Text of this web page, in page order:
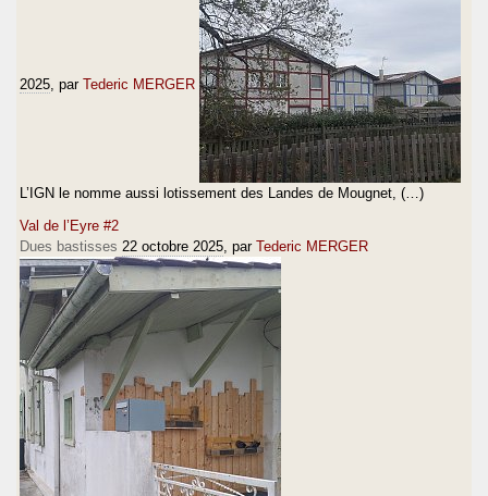
2025 , par Tederic MERGER
L’IGN le nomme aussi lotissement des Landes de Mougnet, (…)
Val de l’Eyre #2
Dues bastisses 22 octobre 2025, par Tederic MERGER